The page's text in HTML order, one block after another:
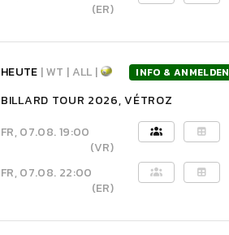
(ER)
HEUTE | WT | ALL | INFO & ANMELDEN
BILLARD TOUR 2026, VÉTROZ
FR, 07.08. 19:00
(VR)
FR, 07.08. 22:00
(ER)